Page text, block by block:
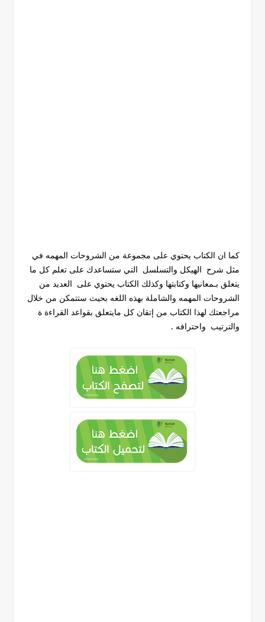
كما ان الكتاب يحتوي على مجموعة من الشروحات المهمه في
مثل شرح الهيكل والتسلسل التي ستساعدك على تعلم كل ما
يتعلق بـمعانيها وكتابتها وكذلك الكتاب يحتوي على العديد من
الشروحات المهمه والشاملة بهذه اللغه بحيث ستتمكن من خلال
مراجعتك لهذا الكتاب من إتقان كل مايتعلق بقواعد القراءة ة
والترتيب واحترافه .